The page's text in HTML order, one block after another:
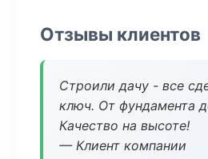
Отзывы клиентов
Строили дачу - все
ключ. От фундамента
Качество на высоте!
— Клиент компании